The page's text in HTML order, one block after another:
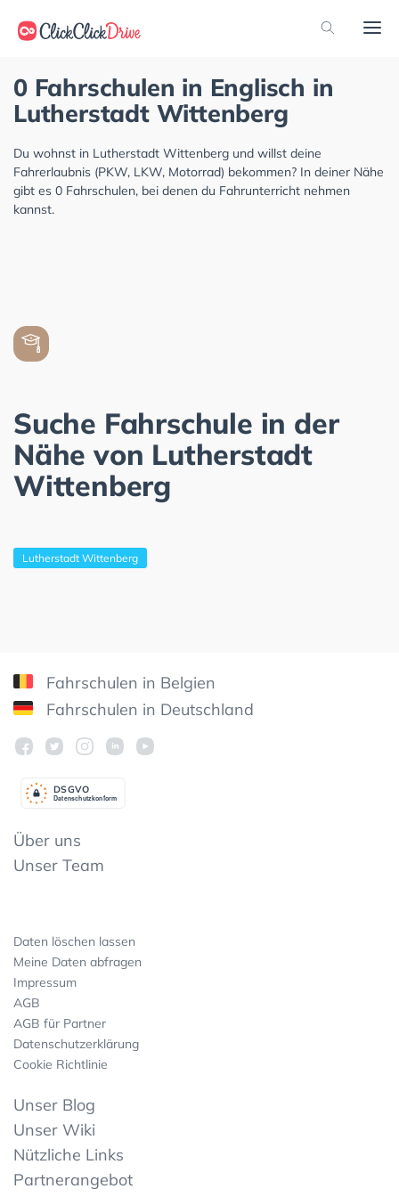
0 Fahrschulen in Englisch in
Lutherstadt Wittenberg
Du wohnst in Lutherstadt Wittenberg und willst deine
Fahrerlaubnis (PKW, LKW, Motorrad) bekommen? In deiner Nähe
gibt es 0 Fahrschulen, bei denen du Fahrunterricht nehmen
kannst.
Suche Fahrschule in der
Nähe von Lutherstadt
Wittenberg
Lutherstadt Wittenberg
Fahrschulen in Belgien
Fahrschulen in Deutschland
Datenschutzkonform
DSGVO
Über uns
Unser Team
Daten löschen lassen
Meine Daten abfragen
Impressum
AGB
AGB für Partner
Datenschutzerklärung
Cookie Richtlinie
Unser Blog
Unser Wiki
Nützliche Links
Partnerangebot